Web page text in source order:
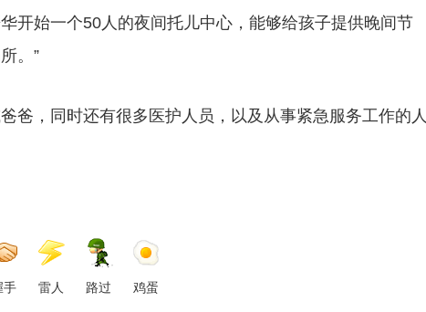
开始一个50人的夜间托儿中心，能够给孩子提供晚间节
。”
爸，同时还有很多医护人员，以及从事紧急服务工作的人
手 雷人 路过 鸡蛋